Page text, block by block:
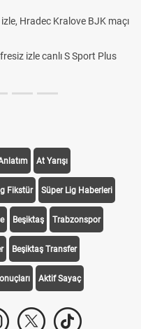
Hradec Kralove BJK maçı
izle canlı S Sport Plus
At Yarışı
Fikstür Süper Lig Haberleri
Beşiktaş Trabzonspor
Beşiktaş Transfer
Aktif Sayaç